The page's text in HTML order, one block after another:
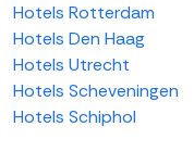
Hotels Rotterdam
Hotels Den Haag
Hotels Utrecht
Hotels Scheveningen
Hotels Schiphol